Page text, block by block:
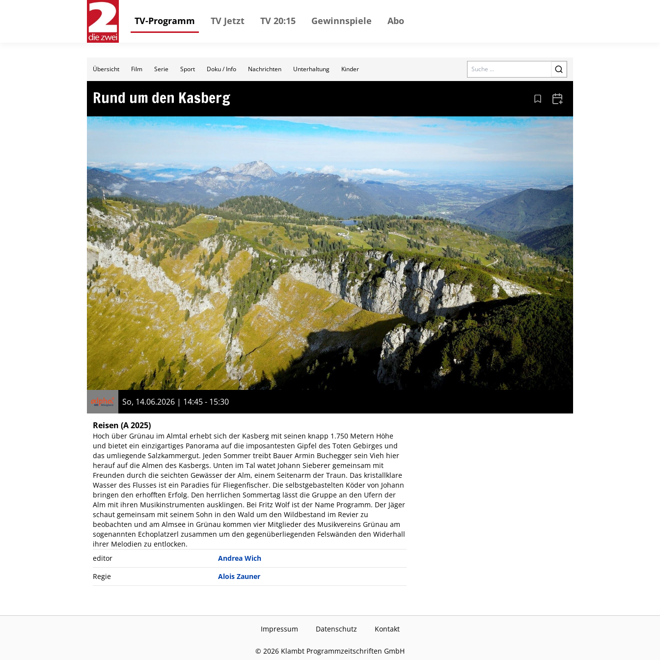
TV-Programm TV Jetzt TV 20:15 Gewinnspiele Abo
Übersicht Film Serie Sport Doku / Info Nachrichten Unterhaltung Kinder Search
Rund um den Kasberg Aus den Lesezeichen entfernen
Zum Kalender hinzufügen
So, 14.06.2026 | 14:45 - 15:30
Reisen (A 2025)
Hoch über Grünau im Almtal erhebt sich der Kasberg mit seinen knapp 1.750 Metern Höhe
und bietet ein einzigartiges Panorama auf die imposantesten Gipfel des Toten Gebirges und
das umliegende Salzkammergut. Jeden Sommer treibt Bauer Armin Buchegger sein Vieh hier
herauf auf die Almen des Kasbergs. Unten im Tal watet Johann Sieberer gemeinsam mit
Freunden durch die seichten Gewässer der Alm, einem Seitenarm der Traun. Das kristallklare
Wasser des Flusses ist ein Paradies für Fliegenfischer. Die selbstgebastelten Köder von Johann
bringen den erhofften Erfolg. Den herrlichen Sommertag lässt die Gruppe an den Ufern der
Alm mit ihren Musikinstrumenten ausklingen. Bei Fritz Wolf ist der Name Programm. Der Jäger
schaut gemeinsam mit seinem Sohn in den Wald um den Wildbestand im Revier zu
beobachten und am Almsee in Grünau kommen vier Mitglieder des Musikvereins Grünau am
sogenannten Echoplatzerl zusammen um den gegenüberliegenden Felswänden den Widerhall
ihrer Melodien zu entlocken.
editor
Andrea Wich
Regie
Alois Zauner
Impressum Datenschutz Kontakt
© 2026 Klambt Programmzeitschriften GmbH